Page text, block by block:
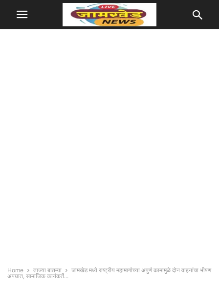
Home ताज्या बातम्या
जामखेड मध्ये राष्ट्रीय महामार्गाच्या अपुर्ण कामामुळे दोन वाहनांचा भीषण
अपघात, सामाजिक कार्यकर्ते...